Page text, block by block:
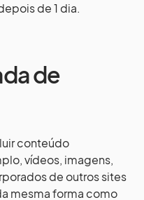
de 1 dia.
de
conteúdo
vídeos, imagens,
de outros sites
mesma forma como